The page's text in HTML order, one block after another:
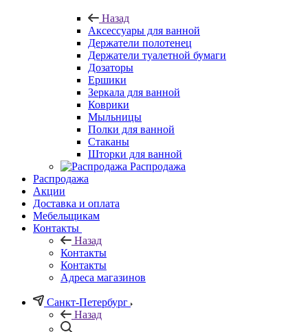
Назад
Аксессуары для ванной
Держатели полотенец
Держатели туалетной бумаги
Дозаторы
Ершики
Зеркала для ванной
Коврики
Мыльницы
Полки для ванной
Стаканы
Шторки для ванной
Распродажа
Распродажа
Акции
Доставка и оплата
Мебельщикам
Контакты
Назад
Контакты
Контакты
Адреса магазинов
Санкт-Петербург
Назад